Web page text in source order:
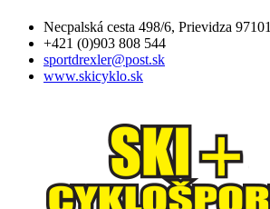
Necpalská cesta 498/6, Prievidza 97101
+421 (0)903 808 544
sportdrexler@post.sk
www.skicyklo.sk